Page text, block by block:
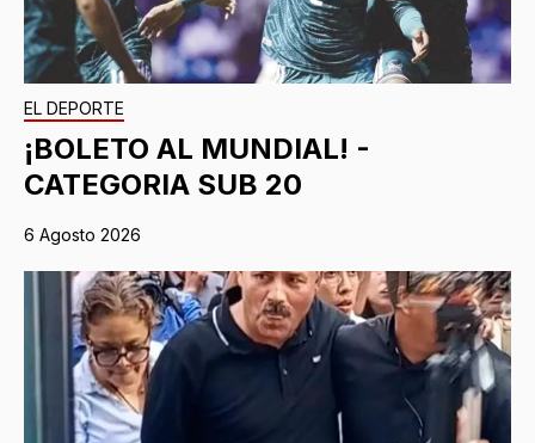
EL DEPORTE
¡BOLETO AL MUNDIAL! -
CATEGORIA SUB 20
6 Agosto 2026